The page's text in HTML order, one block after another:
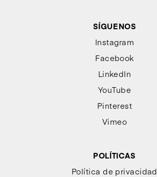
SÍGUENOS
Instagram
Facebook
LinkedIn
YouTube
Pinterest
Vimeo
POLÍTICAS
Política de privacidad